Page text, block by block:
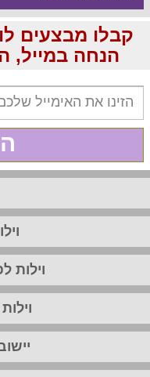
הנחה במייל,
וילות